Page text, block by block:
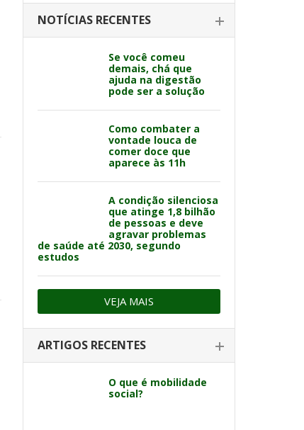
NOTÍCIAS RECENTES
Se você comeu
demais, chá que
ajuda na digestão
pode ser a solução
Como combater a
vontade louca de
comer doce que
aparece às 11h
A condição silenciosa
que atinge 1,8 bilhão
de pessoas e deve
agravar problemas
de saúde até 2030, segundo
estudos
VEJA MAIS
ARTIGOS RECENTES
O que é mobilidade
social?